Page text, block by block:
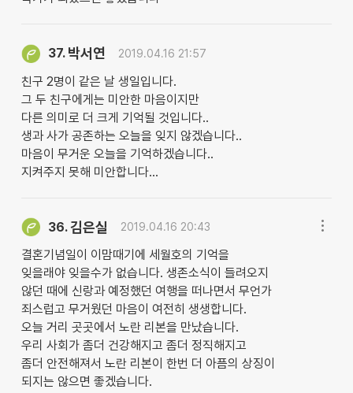
37. 박서연 2019.04.16 21:57
친구 2명이 같은 날 생일입니다.
그 두 친구에게는 미안한 마음이지만
다른 의미로 더 크게 기억될 것입니다..
생과 사가 공존하는 오늘을 잊지 않겠습니다..
마음이 무거운 오늘을 기억하겠습니다..
지켜주지 못해 미안합니다...
36.김은실 2019.04.16 20:43
결혼기념일이 이맘때기에 세월호의 기억을
잊을래야 잊을수가 없습니다. 생존소식이 들려오지
않던 때에 신랑과 예정했던 여행을 떠나면서 무언가
죄스럽고 무거웠던 마음이 여전히 생생합니다.
오늘 거리 곳곳에서 노란 리본을 만났습니다.
우리 사회가 좀더 건강해지고 좀더 정직해지고
좀더 안전해져서 노란 리본이 한번 더 아픔의 상징이
되지는 않으면 좋겠습니다.